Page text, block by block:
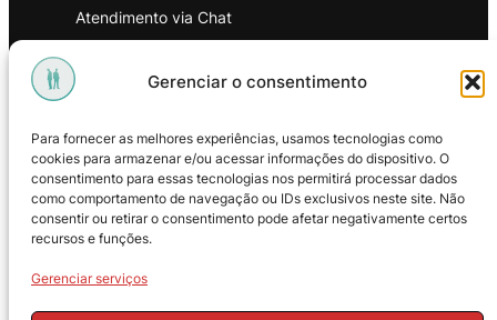
Gerenciar o consentimento
Para fornecer as melhores experiências, usamos tecnologias como
cookies para armazenar e/ou acessar informações do dispositivo. O
consentimento para essas tecnologias nos permitirá processar dados
como comportamento de navegação ou IDs exclusivos neste site. Não
consentir ou retirar o consentimento pode afetar negativamente certos
recursos e funções.
Gerenciar serviços
Atendimento via Chat
Política de Privacidade
Política de Troca e Devoluções
Política de Reembolso